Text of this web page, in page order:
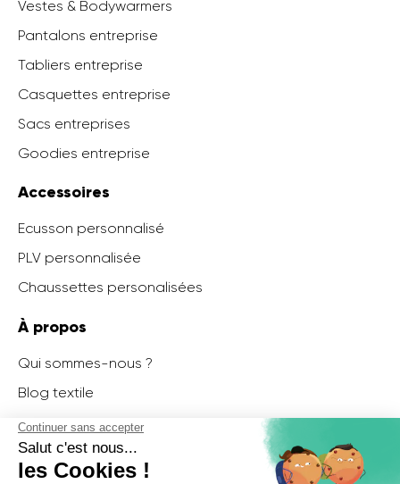
Vestes & Bodywarmers
Pantalons entreprise
Tabliers entreprise
Casquettes entreprise
Sacs entreprises
Goodies entreprise
Accessoires
Ecusson personnalisé
PLV personnalisée
Chaussettes personalisées
À propos
Qui sommes-nous ?
Blog textile
Nous contacter